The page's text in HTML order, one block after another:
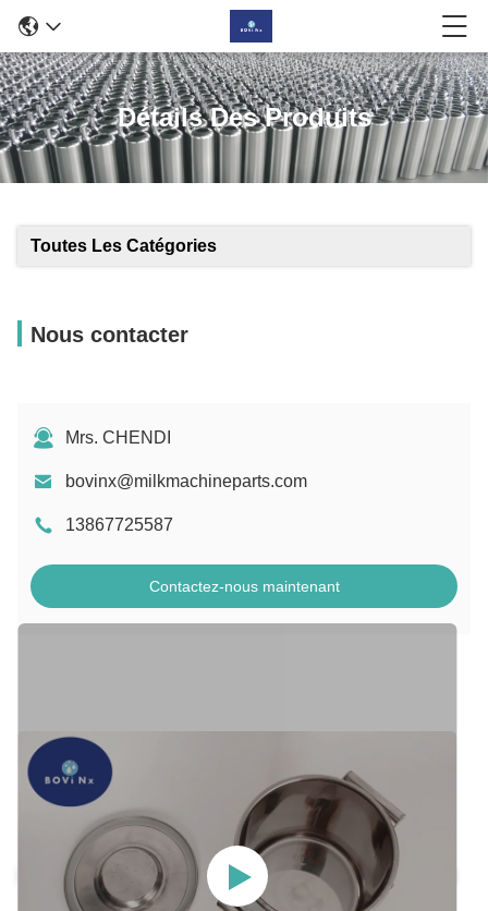
Détails Des Produits
Toutes Les Catégories
Nous contacter
Mrs. CHENDI
bovinx@milkmachineparts.com
13867725587
Contactez-nous maintenant